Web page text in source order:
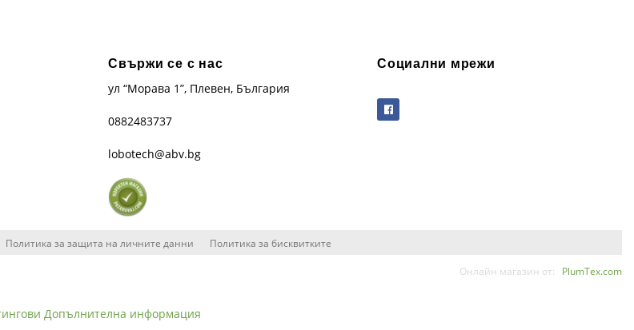
Свържи се с нас
ул “Морава 1”, Плевен, България
0882483737
lobotech@abv.bg
Социални мрежи
Политика за защита на личните данни Политика за бисквитките
Онлайн магазин от: PlumTex.com
Допълнителна информация